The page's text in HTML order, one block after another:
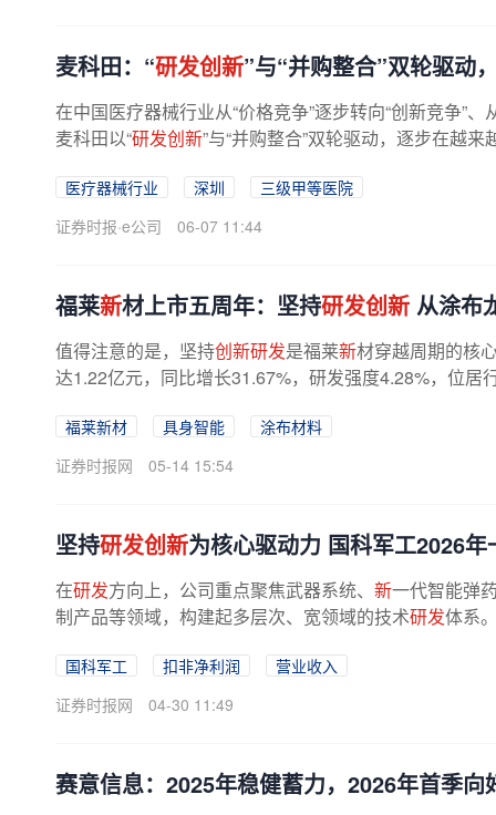
麦科田：“研发创新”与“并购整合”双轮驱动
在中国医疗器械行业从“价格竞争”逐步转向“创新竞争”、
麦科田以“研发创新”与“并购整合”双轮驱动，逐步在越
医疗器械行业 深圳
三级甲等医院
证券时报·e公司
06-07 11:44
福莱新材上市五周年：坚持研发创新 从涂布
值得注意的是，坚持创新研发是福莱新材穿越周期的核
达1.22亿元，同比增长31.67%，研发强度4.28%，位
福莱新材 具身智能
涂布材料
证券时报网
05-14 15:54
坚持研发创新为核心驱动力 国科军工2026
在研发方向上，公司重点聚焦武器系统、 新一代智能弹
制产品等领域，构建起多层次、宽领域的技术研发体系
国科军工 扣非净利润
营业收入
证券时报网
04-30 11:49
赛意信息：2025年稳健蓄力，2026年首季向